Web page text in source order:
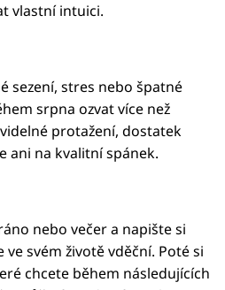
vlastní intuici.
sezení, stres nebo špatné
srpna ozvat více než
protažení, dostatek
ani na kvalitní spánek.
nebo večer a napište si
ve svém životě vděční. Poté si
chcete během následujících